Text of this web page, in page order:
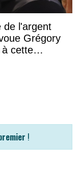
de l'argent
Grégory
à cette
!